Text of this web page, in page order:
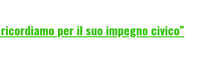
per il suo impegno civico”